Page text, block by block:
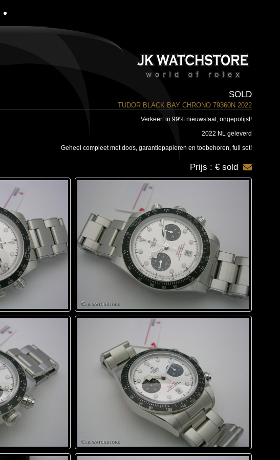
SOLD
TUDOR BLACK BAY CHRONO 79360N 2022
Verkeert in 99% nieuwstaat, ongepolijst!
2022 NL geleverd
Geheel compleet met doos, garantiepapieren en toebehoren, full set!
Prijs : € sold